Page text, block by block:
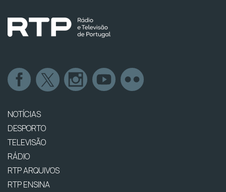
NOTÍCIAS
DESPORTO
TELEVISÃO
RÁDIO
RTP ARQUIVOS
RTP ENSINA